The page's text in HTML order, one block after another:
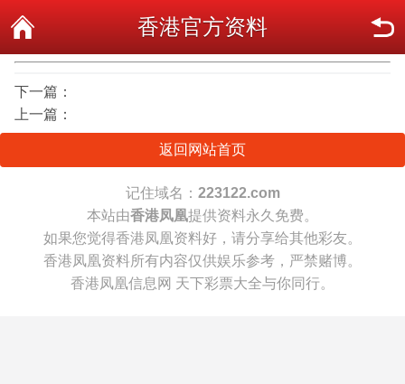
香港官方资料
下一篇：
上一篇：
返回网站首页
记住域名： 223122.com
本站由香港凤凰提供资料永久免费。
如果您觉得香港凤凰资料好，请分享给其他彩友。
香港凤凰资料所有内容仅供娱乐参考，严禁赌博。
香港凤凰信息网 天下彩票大全与你同行。